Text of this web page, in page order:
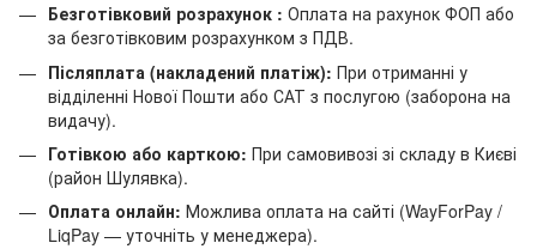
Безготівковий розрахунок : Оплата на рахунок ФОП або
за безготівковим розрахунком з ПДВ.
Післяплата (накладений платіж): При отриманні у
відділенні Нової Пошти або САТ з послугою (заборона на
видачу).
Готівкою або карткою: При самовивозі зі складу в Києві
(район Шулявка).
Оплата онлайн: Можлива оплата на сайті (WayForPay /
LiqPay — уточніть у менеджера).